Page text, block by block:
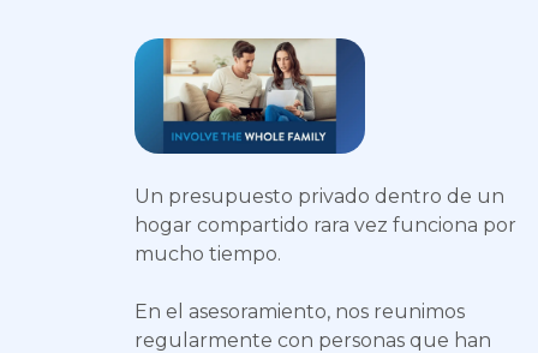
Un presupuesto privado dentro de un
hogar compartido rara vez funciona por
mucho tiempo.
En el asesoramiento, nos reunimos
regularmente con personas que han